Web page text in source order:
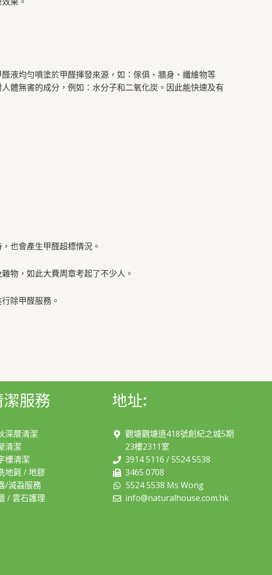
液均勻噴塗於甲醛揮發來源，如：傢俱、牆身、纖維物等
體無害的成分，例如：水分子和二氧化炭。因此能快速及有
也會產生甲醛超標情況。
物，如此大費周章考起了不少人。
除甲醛服務。
潔服務
深層清潔
清潔
樓清潔
地氈 / 地膠
/滅蝨服務
/ 雲石護理
地址:
觀塘觀塘道418號創紀之城5期
23樓2311室
3914 5116 /5524 5538
3465 0708
5524 5538 Ms Wong
info@naturalhouse.com.hk